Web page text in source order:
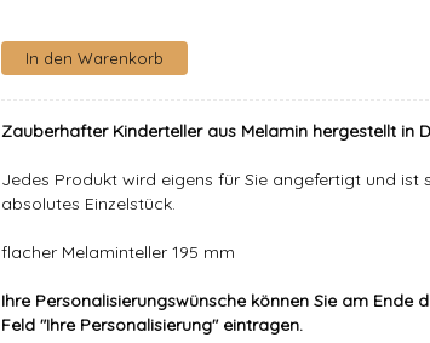
Zauberhafter Kinderteller aus Melamin hergestellt in
Jedes Produkt wird eigens für Sie angefertigt und ist
absolutes Einzelstück.
flacher Melaminteller 195 mm
Ihre Personalisierungswünsche können Sie am Ende
Feld "Ihre Personalisierung" eintragen.